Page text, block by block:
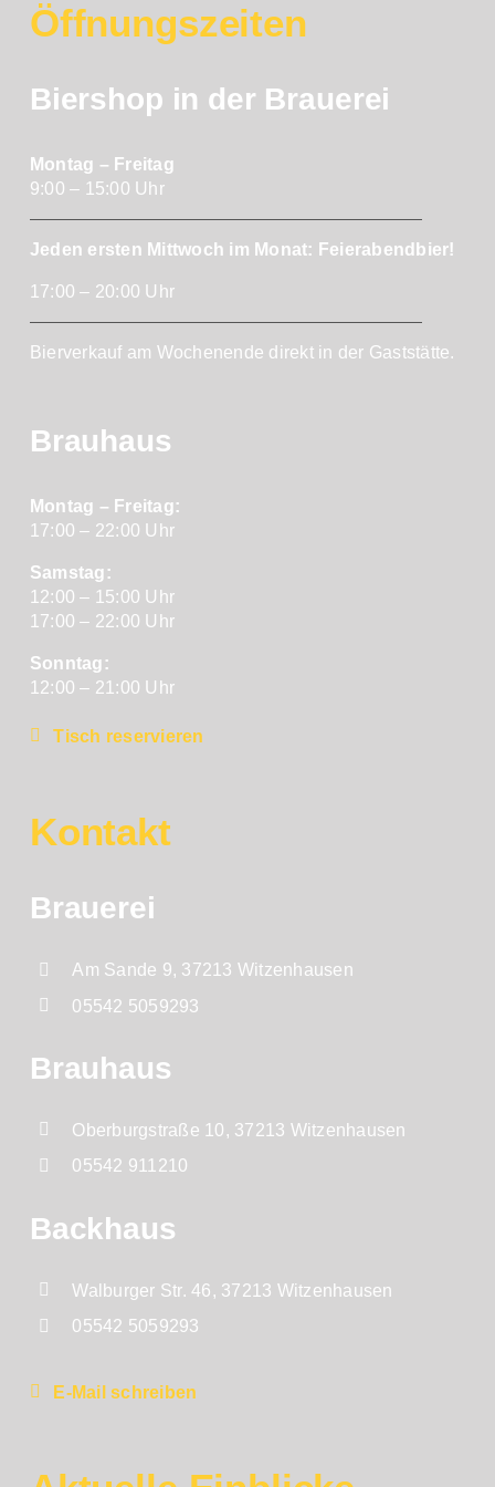
Öffnungszeiten
Biershop in der Brauerei
Montag – Freitag
9:00 – 15:00 Uhr
Jeden ersten Mittwoch im Monat: Feierabendbier!
17:00 – 20:00 Uhr
Bierverkauf am Wochenende direkt in der Gaststätte.
Brauhaus
Montag – Freitag:
17:00 – 22:00 Uhr
Samstag:
12:00 – 15:00 Uhr
17:00 – 22:00 Uhr
Sonntag:
12:00 – 21:00 Uhr
Tisch reservieren
Kontakt
Brauerei
Am Sande 9, 37213 Witzenhausen
05542 5059293
Brauhaus
Oberburgstraße 10, 37213 Witzenhausen
05542 911210
Backhaus
Walburger Str. 46, 37213 Witzenhausen
05542 5059293
E-Mail schreiben